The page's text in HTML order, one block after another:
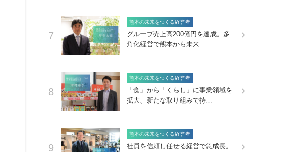
7
熊本の未来をつくる経営者
グループ売上高200億円を達成。多
角化経営で熊本から未来…
8
熊本の未来をつくる経営者
「食」から「くらし」に事業領域を
拡大、新たな取り組みで持…
9
熊本の未来をつくる経営者
社員を信頼し任せる経営で急成長。